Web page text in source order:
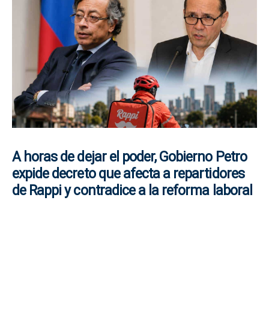
A horas de dejar el poder, Gobierno Petro
expide decreto que afecta a repartidores
de Rappi y contradice a la reforma laboral